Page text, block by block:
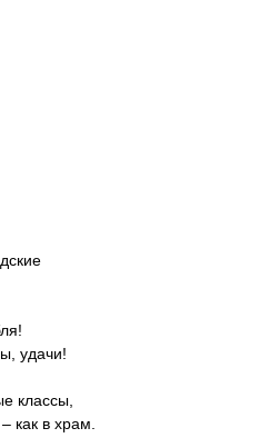
удачи!
классы,
как в храм.